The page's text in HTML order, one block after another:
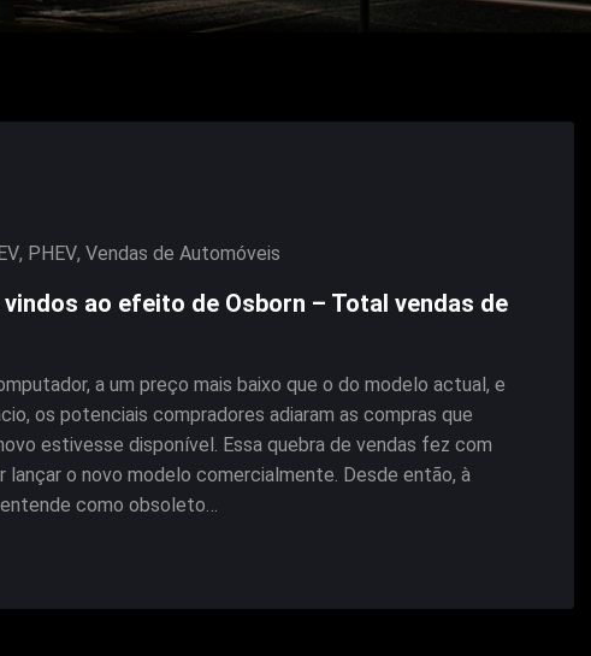
, PHEV, Vendas de Automóveis
ao efeito de Osborn – Total vendas de
a um preço mais baixo que o do modelo actual, e
os potenciais compradores adiaram as compras que
estivesse disponível. Essa quebra de vendas fez com
o novo modelo comercialmente. Desde então, à
como obsoleto…